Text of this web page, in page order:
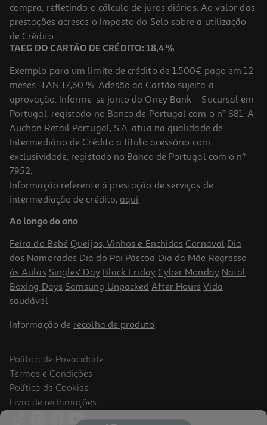
15.71 €/un
17,45 € PVP de editor
15,71 €
-10%
Livro O Principezinho-Premium Antoine De Saint-Exupery
13.95 €/un
PVP de editor
13,95 €
Livro O Clube Dos Cientistas 2 Um Est.caso Na Quinta/m.f.mace
compra, refletindo o cálculo de juros diários. Ao valor das
prestações acresce o Imposto do Selo sobre a utilização
de Crédito.
TAEG DO CARTÃO DE CRÉDITO: 18,4 %
Exemplo para um limite de crédito de 1.500€ pago em 12
meses. TAN 17,60 %. Adesão ao Cartão sujeita a
aprovação. Informe-se junto do Oney Bank – Sucursal em
Portugal, registado no Banco de Portugal com o nº 881. A
Auchan Retail Portugal, S.A. atua na qualidade de
Intermediário de Crédito a título acessório com
exclusividade, registado no Banco de Portugal com o nº
7952.
Informação referente à prestação de serviços de
intermediação de crédito, aqui.
Ao longo do ano
Feira do Bebé Queijos, Vinhos e Enchidos Carnaval Dia
dos Namorados Dia do Pai Páscoa Dia da Mãe Regresso
às Aulas Singles' Day Black Friday Cyber Monday Natal
Boxing Days Samsung Unpacked After Hours Vida
saudável
Informação de recolha de produto.
Política de Privacidade
Termos e Condições
Política de Cookies
Livro de reclamações